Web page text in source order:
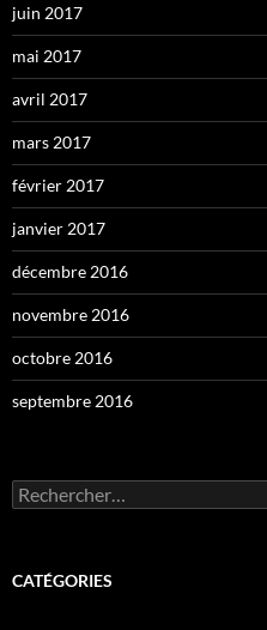
juin 2017
mai 2017
avril 2017
mars 2017
février 2017
janvier 2017
décembre 2016
novembre 2016
octobre 2016
septembre 2016
Rechercher :
CATÉGORIES